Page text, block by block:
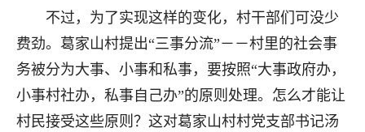
不过，为了实现这样的变化，村干部们可没少
费劲。葛家山村提出“三事分流”－－村里的社会事
务被分为大事、小事和私事，要按照“大事政府办，
小事村社办，私事自己办”的原则处理。怎么才能让
村民接受这些原则？这对葛家山村村党支部书记汤